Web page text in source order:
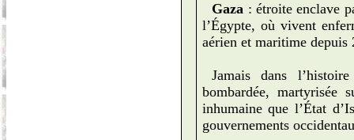
Gaza : étroite enclave
l’Égypte, où vivent
aérien et maritime depuis
Jamais dans
bombardée, martyrisée
inhumaine que l’État
gouvernements